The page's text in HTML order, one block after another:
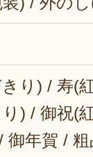
り) / 寿(
) / 御祝(
御年賀 /